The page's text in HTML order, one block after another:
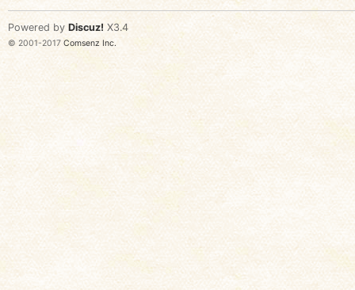
Powered by Discuz! X3.4
© 2001-2017 Comsenz Inc.